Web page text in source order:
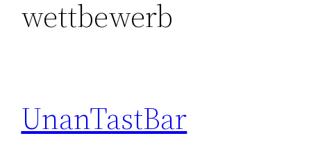
wettbewerb
UnanTastBar